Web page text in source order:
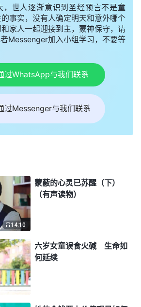
厌憎，神停止了我的事奉，神家真
理在掌权。回想我在尽本分的过程
领的夸赞，保住自己的地位，我在
，随声附和，但在弟兄姊妹面前却
太丑陋了！为了的地位站高位教训
姊妹达到自己出人头地的目的，对
责任，一直采取管、卡、压的作工
妹都害怕我、远离我，不敢与我交
在我的面前时，我不在这样的环
己的野心欲望，导致被神厌憎失
到被撤换是神的公义性情临到了
也是最好的拯救，更是神极大的
了敌基督的道路还浑然不知，是
步，我悔恨自己当初追求的出发
，才导致今天的失败！那段时
诗歌《神的怜悯使我重得复苏》：
分，却不追求真理尽贪享地位之
从未体贴神心意，抵挡神也不知
，世人逐渐意识到圣经预言不是童
事实，没有人确定明天和意外哪个
家人一起迎接到主，蒙神保守，请
Messenger加入小组学习，不要等
过WhatsApp与我们联系
过Messenger与我们联系
14:10
蒙蔽的心灵已苏醒（下）
（有声读物）
六岁女童误食火碱 生命如
何延续